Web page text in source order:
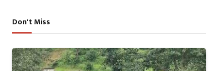
Don't Miss